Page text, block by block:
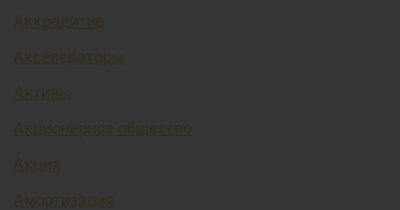
Аккредитив
Акселераторы
Активы
Акционерное общество
Акция
Амортизация